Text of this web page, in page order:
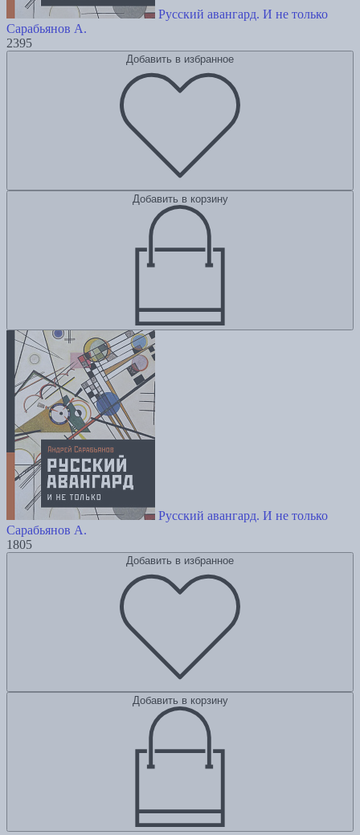
Русский авангард. И не только
Сарабьянов А.
2395
Добавить в избранное
Добавить в корзину
Русский авангард. И не только
Сарабьянов А.
1805
Добавить в избранное
Добавить в корзину